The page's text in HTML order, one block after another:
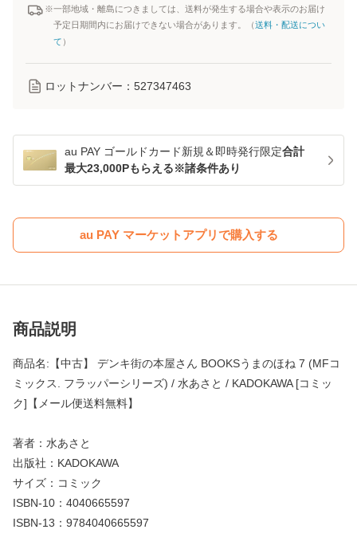
※一部地域・離島につきましては、送料が発生する場合や表示のお届け
予定日期間内にお届けできない場合があります。（送料・配送につい
て ）
ロットナンバー： 527347463
au PAY ゴールドカード新規＆即時発行限定合計
最大23,000Pもらえる※諸条件あり
au PAY マーケットアプリで購入する
商品説明
商品名:【中古】 デンキ街の本屋さん BOOKSうまのほね 7 (MFコ
ミックス. フラッパーシリーズ) / 水あさと / KADOKAWA [コミッ
ク]【メール便送料無料】
著者：水あさと
出版社：KADOKAWA
サイズ：コミック
ISBN-10：4040665597
ISBN-13：9784040665597